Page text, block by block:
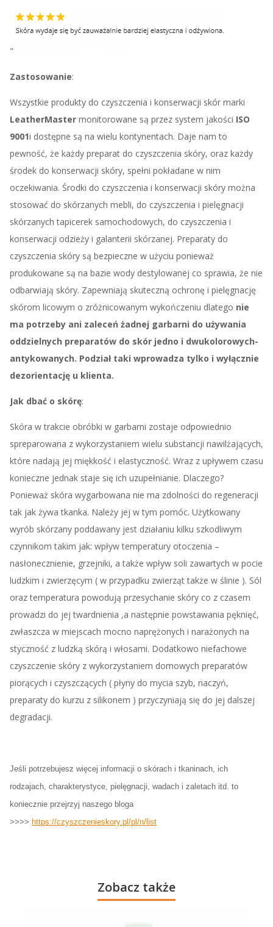
"
Zastosowanie:
Wszystkie produkty do czyszczenia i konserwacji skór marki
LeatherMaster monitorowane są przez system jakości ISO
9001i dostępne są na wielu kontynentach. Daje nam to
pewność, że każdy preparat do czyszczenia skóry, oraz każdy
środek do konserwacji skóry, spełni pokładane w nim
oczekiwania. Środki do czyszczenia i konserwacji skóry można
stosować do skórzanych mebli, do czyszczenia i pielęgnacji
skórzanych tapicerek samochodowych, do czyszczenia i
konserwacji odzieży i galanterii skórzanej. Preparaty do
czyszczenia skóry są bezpieczne w użyciu ponieważ
produkowane są na bazie wody destylowanej co sprawia, że nie
odbarwiają skóry. Zapewniają skuteczną ochronę i pielęgnację
skórom licowym o zróżnicowanym wykończeniu dlatego nie
ma potrzeby ani zaleceń żadnej garbarni do używania
oddzielnych preparatów do skór jedno i dwukolorowych-
antykowanych. Podział taki wprowadza tylko i wyłącznie
dezorientację u klienta.
Jak dbać o skórę:
Skóra w trakcie obróbki w garbarni zostaje odpowiednio
spreparowana z wykorzystaniem wielu substancji nawilżających,
które nadają jej miękkość i elastyczność. Wraz z upływem czasu
konieczne jednak staje się ich uzupełnianie. Dlaczego?
Ponieważ skóra wygarbowana nie ma zdolności do regeneracji
tak jak żywa tkanka. Należy jej w tym pomóc. Użytkowany
wyrób skórzany poddawany jest działaniu kilku szkodliwym
czynnikom takim jak: wpływ temperatury otoczenia –
nasłonecznienie, grzejniki, a także wpływ soli zawartych w pocie
ludzkim i zwierzęcym ( w przypadku zwierząt także w ślinie ). Sól
oraz temperatura powodują przesychanie skóry co z czasem
prowadzi do jej twardnienia ,a następnie powstawania pęknięć,
zwłaszcza w miejscach mocno naprężonych i narażonych na
styczność z ludzką skórą i włosami. Dodatkowo niefachowe
czyszczenie skóry z wykorzystaniem domowych preparatów
piorących i czyszczących ( płyny do mycia szyb, naczyń,
preparaty do kurzu z silikonem ) przyczyniają się do jej dalszej
degradacji.
Jeśli potrzebujesz więcej informacji o skórach i tkaninach, ich
rodzajach, charakterystyce, pielęgnacji, wadach i zaletach itd. to
koniecznie przejrzyj naszego bloga
>>>> https://czyszczenieskory.pl/pl/n/list
Zobacz także